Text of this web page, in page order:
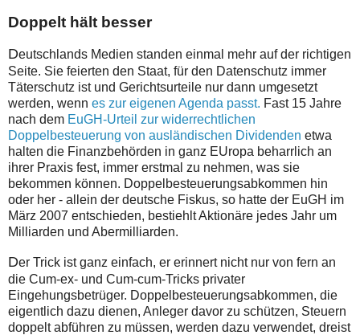
Doppelt hält besser
Deutschlands Medien standen einmal mehr auf der richtigen
Seite. Sie feierten den Staat, für den Datenschutz immer
Täterschutz ist und Gerichtsurteile nur dann umgesetzt
werden, wenn es zur eigenen Agenda passt. Fast 15 Jahre
nach dem EuGH-Urteil zur widerrechtlichen
Doppelbesteuerung von ausländischen Dividenden etwa
halten die Finanzbehörden in ganz EUropa beharrlich an
ihrer Praxis fest, immer erstmal zu nehmen, was sie
bekommen können. Doppelbesteuerungsabkommen hin
oder her - allein der deutsche Fiskus, so hatte der EuGH im
März 2007 entschieden, bestiehlt Aktionäre jedes Jahr um
Milliarden und Abermilliarden.
Der Trick ist ganz einfach, er erinnert nicht nur von fern an
die Cum-ex- und Cum-cum-Tricks privater
Eingehungsbetrüger. Doppelbesteuerungsabkommen, die
eigentlich dazu dienen, Anleger davor zu schützen, Steuern
doppelt abführen zu müssen, werden dazu verwendet, dreist